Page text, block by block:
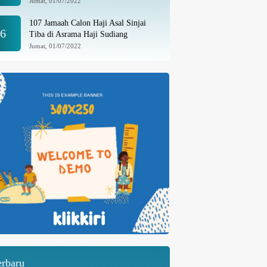
6
107 Jamaah Calon Haji Asal Sinjai
Tiba di Asrama Haji Sudiang
Jumat, 01/07/2022